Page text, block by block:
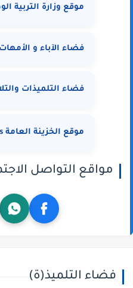
موقع وزارة التربية
فضاء الآباء و الأمهات
فضاء التلميذات
موقع الخزينة العامة eservices
مواقع التواصل
فضاء التلميذ(ة)